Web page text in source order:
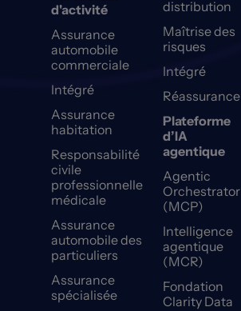
d'activité
Assurance
automobile
commerciale
Intégré
Assurance
habitation
Responsabilité
civile
professionnelle
médicale
Assurance
automobile des
particuliers
Assurance
spécialisée
distribution
Maîtrise des
risques
Intégré
Réassurance
Plateforme
d’IA
agentique
Agentic
Orchestrator
(MCP)
Intelligence
agentique
(MCR)
Fondation
Clarity Data